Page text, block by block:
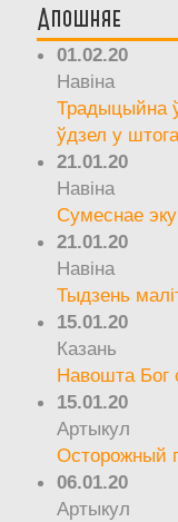
Апошняе
01.02.20
Навіна
Традыцыйна
ўдзел у
21.01.20
Навіна
Сумеснае
21.01.20
Навіна
Тыдзень
15.01.20
Казань
Навошта Бог
15.01.20
Артыкул
Осторожный
06.01.20
Артыкул